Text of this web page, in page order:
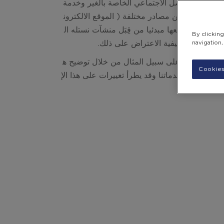
وشبكات التواصل الاجتماعي الخاصة بالغير وخدمة
الشخصية من مصادر مختلفة ( الموقع الالكترون
التي تم جمعها مبدئيا من قِبَل منشآت نستله ال
إليك، على سبيل المثال من خلال توضيح ه
و/ أو خدماتنا وقد يطرأ تغييرات على هذا الإ
By